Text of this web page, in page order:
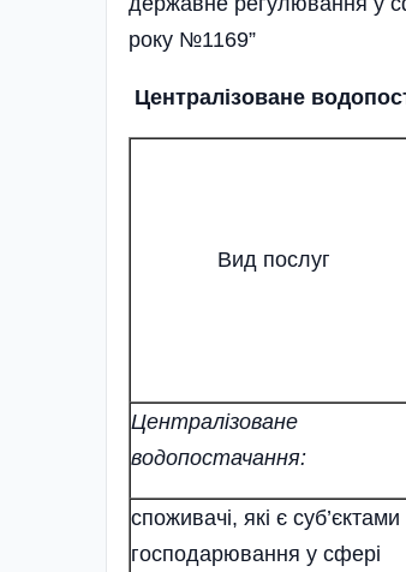
року №1169”
Централізоване
Вид послуг
Централізоване
водопостачання:
споживачі, які є суб’єктами
господарювання у сфері